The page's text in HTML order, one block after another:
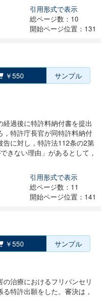
引用形式で表示
総ページ数：10
開始ページ位置：131
￥550 サンプル
過後に特許料納付書を提出
，特許庁長官が同特許料納付
に対し，特許法112条の2第
きない理由」があるとして，
引用形式で表示
総ページ数：11
開始ページ位置：141
￥550 サンプル
治療におけるフリバンセリ
特許出願をした。審決は，